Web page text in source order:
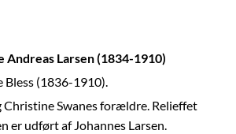
Andreas Larsen (1834-1910)
(1836-1910).
Christine Swanes forældre. Relieffet
er udført af Johannes Larsen.